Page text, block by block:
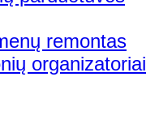
remontas
organizatoriai